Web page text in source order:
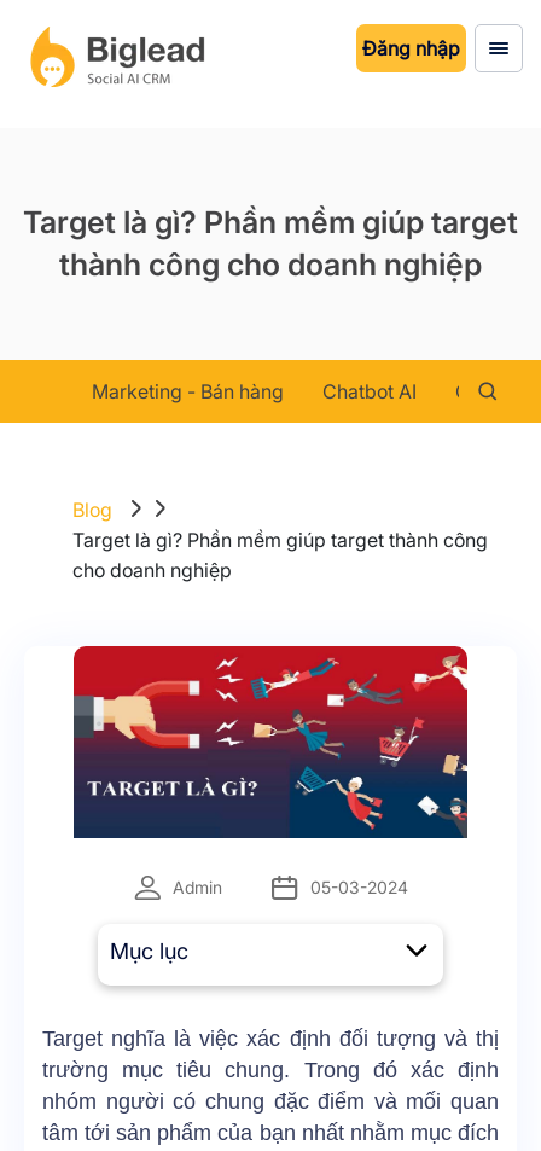
Đăng nhập
Target là gì? Phần mềm giúp target
thành công cho doanh nghiệp
Marketing - Bán hàng Chatbot AI Chăm
Blog
Target là gì? Phần mềm giúp target thành công
cho doanh nghiệp
Admin 05-03-2024
Mục lục
Target nghĩa là việc xác định đối tượng và thị
trường mục tiêu chung. Trong đó xác định
nhóm người có chung đặc điểm và mối quan
tâm tới sản phẩm của bạn nhất nhằm mục đích